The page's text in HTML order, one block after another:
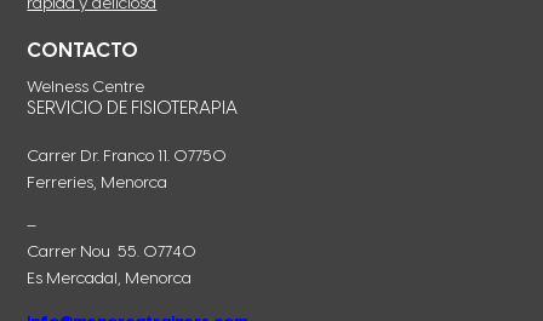
rápida y deliciosa
CONTACTO
Welness Centre
SERVICIO DE FISIOTERAPIA
Carrer Dr. Franco 11. 07750
Ferreries, Menorca
–
Carrer Nou 55. 07740
Es Mercadal, Menorca